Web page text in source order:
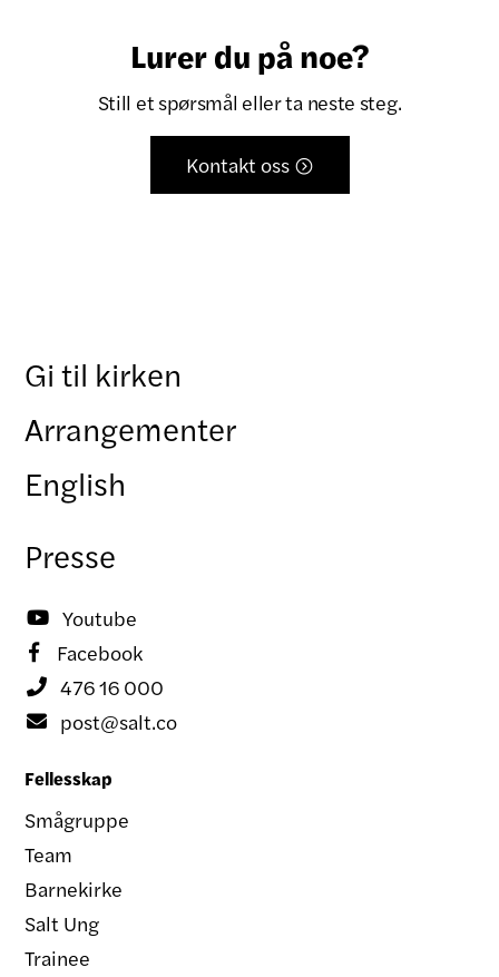
Lurer du på noe?
Still et spørsmål eller ta neste steg.
Kontakt oss 
Gi til kirken
Arrangementer
English
Presse
 Youtube
 Facebook
 476 16 000
 post@salt.co
Fellesskap
Smågruppe
Team
Barnekirke
Salt Ung
Trainee